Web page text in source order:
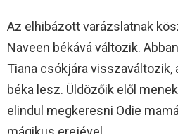
Az elhibázott varázslatnak
Naveen békává változik.
Tiana csókjára visszaváltozik,
béka lesz. Üldözőik elől
elindul megkeresni Odie